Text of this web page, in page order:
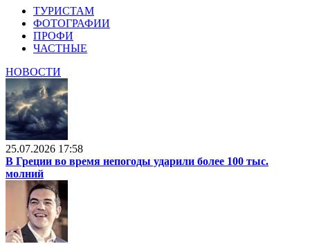
ТУРИСТАМ
ФОТОГРАФИИ
ПРОФИ
ЧАСТНЫЕ
НОВОСТИ
25.07.2026 17:58
В Греции во время непогоды ударили более 100 тыс.
молний